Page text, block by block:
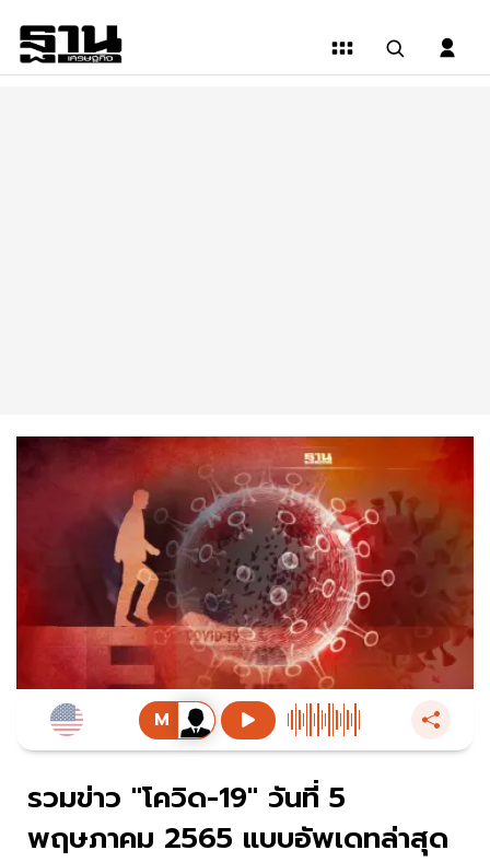
รวมข่าว "โควิด-19" วันที่ 5
พฤษภาคม 2565 แบบอัพเดทล่าสุด